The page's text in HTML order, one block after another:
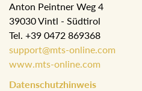
Anton Peintner Weg 4
39030 Vintl - Südtirol
Tel. +39 0472 869368
support@mts-online.com
www.mts-online.com
Datenschutzhinweis